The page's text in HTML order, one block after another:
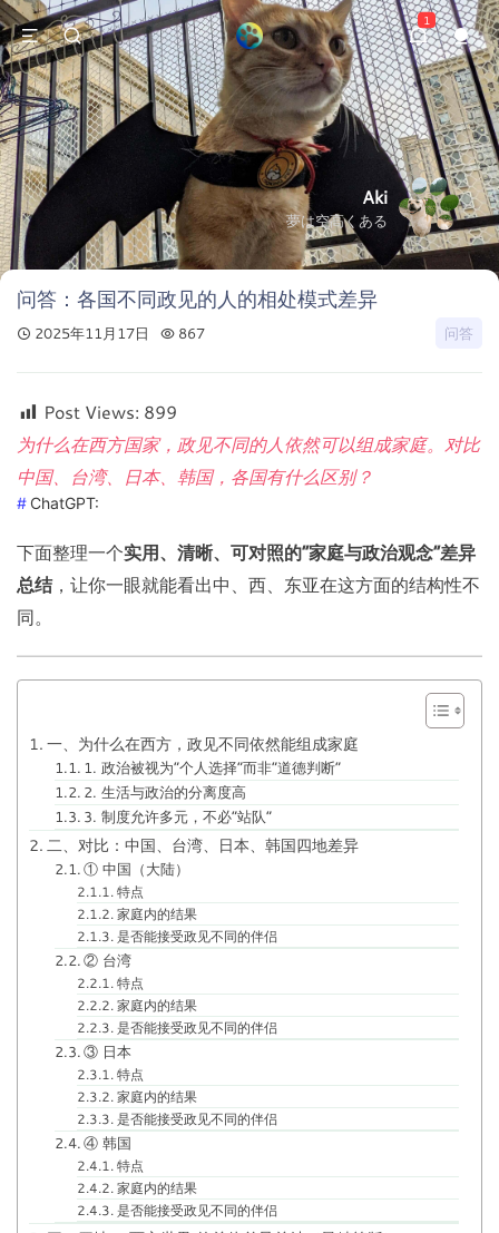
1
Aki
夢は空高くある
问答：各国不同政见的人的相处模式差异
2025年11月17日 867 问答
Post Views: 899
为什么在西方国家，政见不同的人依然可以组成家庭。对比
中国、台湾、日本、韩国，各国有什么区别？
ChatGPT:
下面整理一个实用、清晰、可对照的“家庭与政治观念”差异
总结，让你一眼就能看出中、西、东亚在这方面的结构性不
同。
一、为什么在西方，政见不同依然能组成家庭
1. 政治被视为“个人选择”而非“道德判断”
2. 生活与政治的分离度高
3. 制度允许多元，不必“站队”
二、对比：中国、台湾、日本、韩国四地差异
① 中国（大陆）
特点
家庭内的结果
是否能接受政见不同的伴侣
② 台湾
特点
家庭内的结果
是否能接受政见不同的伴侣
③ 日本
特点
家庭内的结果
是否能接受政见不同的伴侣
④ 韩国
特点
家庭内的结果
是否能接受政见不同的伴侣